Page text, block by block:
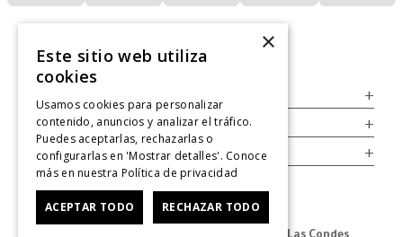
+
Legal +
Cuenta +
×
Este sitio web utiliza
cookies
Usamos cookies para personalizar
contenido, anuncios y analizar el tráfico.
Puedes aceptarlas, rechazarlas o
configurarlas en 'Mostrar detalles'. Conoce
más en nuestra Política de privacidad
ACEPTAR TODO RECHAZAR TODO